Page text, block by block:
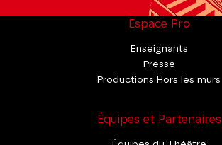
Espace Pro
Enseignants
Presse
Productions Hors les murs
Équipes et Partenaires